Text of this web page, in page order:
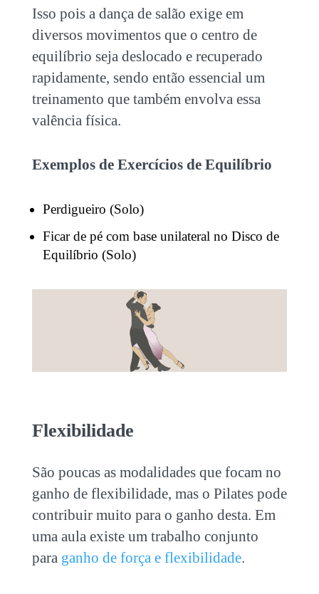
Isso pois a dança de salão exige em
diversos movimentos que o centro de
equilíbrio seja deslocado e recuperado
rapidamente, sendo então essencial um
treinamento que também envolva essa
valência física.
Exemplos de Exercícios de Equilíbrio
Perdigueiro (Solo)
Ficar de pé com base unilateral no Disco de
Equilíbrio (Solo)
Flexibilidade
São poucas as modalidades que focam no
ganho de flexibilidade, mas o Pilates pode
contribuir muito para o ganho desta. Em
uma aula existe um trabalho conjunto
para ganho de força e flexibilidade.